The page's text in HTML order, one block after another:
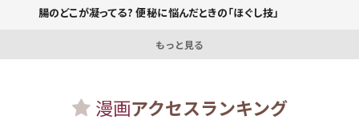
腸のどこが凝ってる? 便秘に悩んだときの「ほぐし技」
もっと見る
漫画アクセスランキング